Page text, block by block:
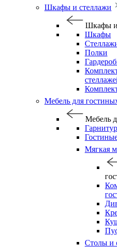
Шкафы и стеллажи
Шкафы и
Шкафы
Полки
Мебель для
Мебель
Мягкая
Столы и